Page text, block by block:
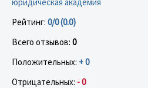
Рейтинг: 0/0 (0.0)
Всего отзывов: 0
Положительных: + 0
Отрицательных: - 0